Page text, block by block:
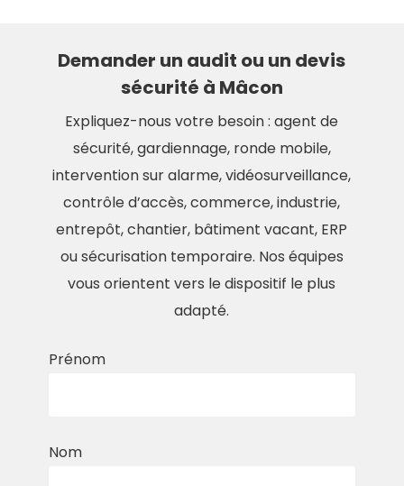
Demander un audit ou un devis
sécurité à Mâcon
Expliquez-nous votre besoin : agent de
sécurité, gardiennage, ronde mobile,
intervention sur alarme, vidéosurveillance,
contrôle d’accès, commerce, industrie,
entrepôt, chantier, bâtiment vacant, ERP
ou sécurisation temporaire. Nos équipes
vous orientent vers le dispositif le plus
adapté.
Prénom
Nom